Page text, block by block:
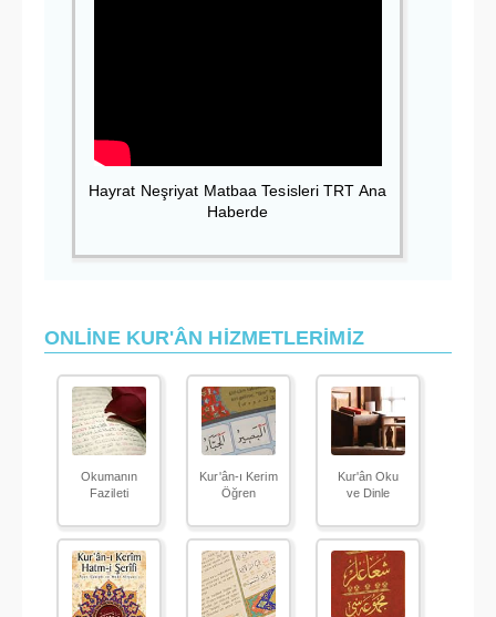
Hayrat Neşriyat Matbaa Tesisleri TRT Ana
Haberde
ONLİNE KUR'ÂN HİZMETLERİMİZ
Okumanın
Fazileti
Kur'ân-ı Kerim
Öğren
Kur'ân Oku
ve Dinle